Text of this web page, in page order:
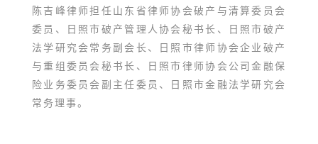
陈吉峰律师担任山东省律师协会破产与清算委员会
委员、日照市破产管理人协会秘书长、日照市破产
法学研究会常务副会长、日照市律师协会企业破产
与重组委员会秘书长、日照市律师协会公司金融保
险业务委员会副主任委员、日照市金融法学研究会
常务理事。